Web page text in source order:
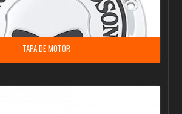
TAPA DE MOTOR